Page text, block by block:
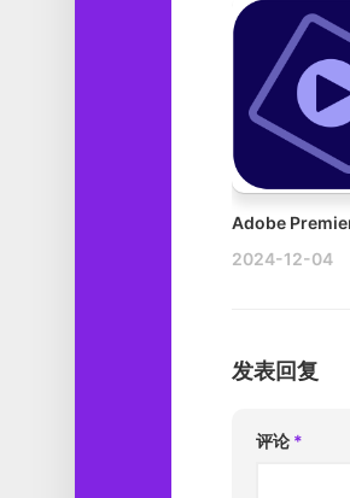
2024-12-04
发表回复
评论 *